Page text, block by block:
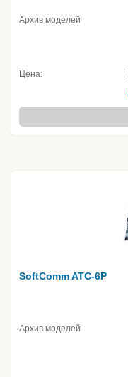
Архив моделей
Цена:
SoftComm ATC-6P
Архив моделей